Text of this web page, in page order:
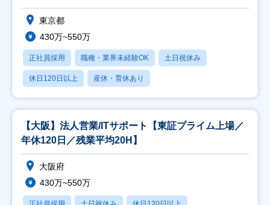
東京都
430万~550万
正社員採用 職種・業界未経験OK 土日祝休み
休日120日以上 産休・育休あり
【大阪】法人営業/ITサポート【東証プライム上場／
年休120日／残業平均20H】
大阪府
430万~550万